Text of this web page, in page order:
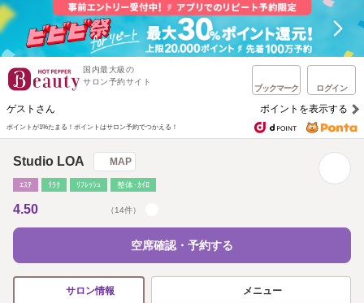
国内最大級の
サロン予約サイト
ブックマーク ログイン
ゲストさん ポイントを表示する
ポイントが1%たまる！ ポイントはサロン予約でつかえる！
Studio LOA MAP
ｴｽﾃ ﾘﾗｸ ﾘﾌﾚｯｼｭ 整体･ｶｲﾛ
4.50 （14件）
空席確認・予約する
サロン情報 メニュー